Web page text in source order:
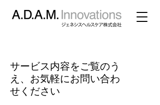
サービス内容をご覧のう
え、お気軽にお問い合わ
せください